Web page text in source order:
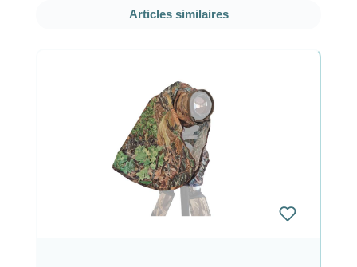
Ignorer la galerie de produits
Articles similaires